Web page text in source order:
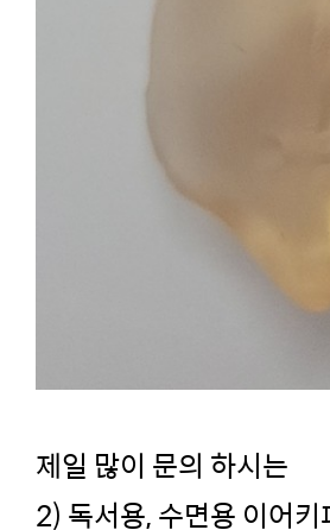
제일 많이 문의 하시는
2) 독서용, 수면용 이어